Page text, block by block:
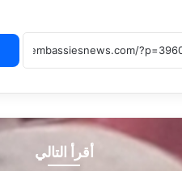
أقرأ التالي